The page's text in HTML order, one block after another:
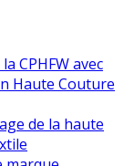
CPHFW avec
Haute Couture
de la haute